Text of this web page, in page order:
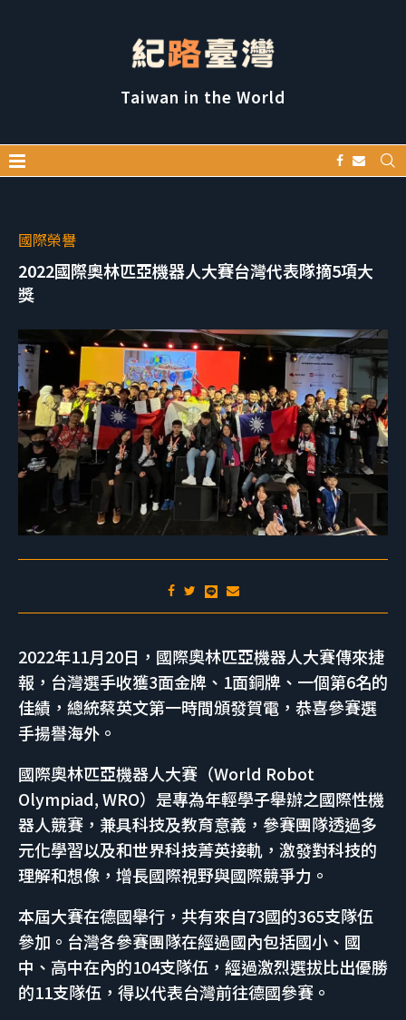
Taiwan in the World
國際榮譽
2022國際奧林匹亞機器人大賽台灣代表隊摘5項大
獎
2022年11月20日，國際奧林匹亞機器人大賽傳來捷
報，台灣選手收獲3面金牌、1面銅牌、一個第6名的
佳績，總統蔡英文第一時間頒發賀電，恭喜參賽選
手揚譽海外。
國際奧林匹亞機器人大賽（World Robot
Olympiad, WRO）是專為年輕學子舉辦之國際性機
器人競賽，兼具科技及教育意義，參賽團隊透過多
元化學習以及和世界科技菁英接軌，激發對科技的
理解和想像，增長國際視野與國際競爭力。
本屆大賽在德國舉行，共有來自73國的365支隊伍
參加。台灣各參賽團隊在經過國內包括國小、國
中、高中在內的104支隊伍，經過激烈選拔比出優勝
的11支隊伍，得以代表台灣前往德國參賽。